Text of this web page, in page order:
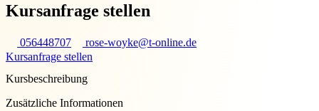
Kursanfrage stellen
056448707
rose-woyke@t-online.de
Kursanfrage stellen
Kursbeschreibung
Zusätzliche Informationen